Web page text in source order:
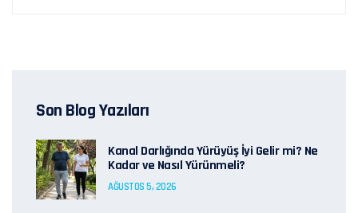
Son Blog Yazıları
Kanal Darlığında Yürüyüş İyi Gelir mi? Ne
Kadar ve Nasıl Yürünmeli?
AĞUSTOS 5, 2026